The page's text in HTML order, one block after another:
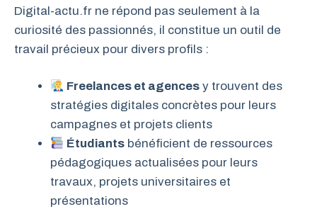
Digital-actu.fr ne répond pas seulement à la
curiosité des passionnés, il constitue un outil de
travail précieux pour divers profils :
Freelances et agences y trouvent des
stratégies digitales concrètes pour leurs
campagnes et projets clients
Étudiants bénéficient de ressources
pédagogiques actualisées pour leurs
travaux, projets universitaires et
présentations